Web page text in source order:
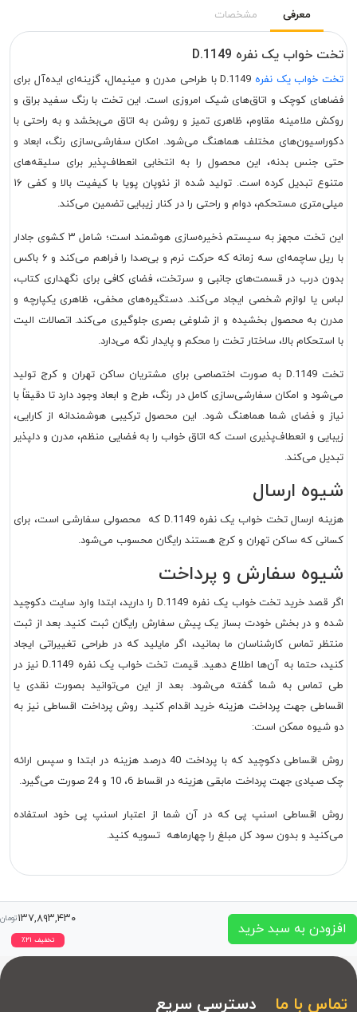
معرفی مشخصات
تخت خواب یک نفره D.1149
تخت خواب یک نفره
D.1149 با طراحی مدرن و مینیمال، گزینه‌ای ایده‌آل برای
فضاهای کوچک و اتاق‌های شیک امروزی است. این تخت با رنگ سفید براق و
روکش ملامینه مقاوم، ظاهری تمیز و روشن به اتاق می‌بخشد و به راحتی با
دکوراسیون‌های مختلف هماهنگ می‌شود. امکان سفارشی‌سازی رنگ، ابعاد و
حتی جنس بدنه، این محصول را به انتخابی انعطاف‌پذیر برای سلیقه‌های
متنوع تبدیل کرده است. تولید شده از نئوپان پویا با کیفیت بالا و کفی ۱۶
میلی‌متری مستحکم، دوام و راحتی را در کنار زیبایی تضمین می‌کند.
این تخت مجهز به سیستم ذخیره‌سازی هوشمند است؛ شامل ۳ کشوی جادار
با ریل ساچمه‌ای سه زمانه که حرکت نرم و بی‌صدا را فراهم می‌کند و ۶ باکس
بدون درب در قسمت‌های جانبی و سرتخت، فضای کافی برای نگهداری کتاب،
لباس یا لوازم شخصی ایجاد می‌کند. دستگیره‌های مخفی، ظاهری یکپارچه و
مدرن به محصول بخشیده و از شلوغی بصری جلوگیری می‌کند. اتصالات الیت
با استحکام بالا، ساختار تخت را محکم و پایدار نگه می‌دارد.
تخت D.1149 به صورت اختصاصی برای مشتریان ساکن تهران و کرج تولید
می‌شود و امکان سفارشی‌سازی کامل در رنگ، طرح و ابعاد وجود دارد تا دقیقاً با
نیاز و فضای شما هماهنگ شود. این محصول ترکیبی هوشمندانه از کارایی،
زیبایی و انعطاف‌پذیری است که اتاق خواب را به فضایی منظم، مدرن و دلپذیر
تبدیل می‌کند.
شیوه ارسال
هزینه ارسال تخت خواب یک نفره D.1149 که محصولی سفارشی است، برای
کسانی که ساکن تهران و کرج هستند رایگان محسوب می‌شود.
شیوه سفارش و پرداخت
اگر قصد خرید تخت خواب یک نفره D.1149 را دارید، ابتدا وارد سایت دکوچید
شده و در بخش خودت بساز یک پیش سفارش رایگان ثبت کنید. بعد از ثبت
منتظر تماس کارشناسان ما بمانید، اگر مایلید که در طراحی تغییراتی ایجاد
کنید، حتما به آن‌ها اطلاع دهید. قیمت تخت خواب یک نفره D.1149 نیز در
طی تماس به شما گفته می‌شود. بعد از این می‌توانید بصورت نقدی یا
اقساطی جهت پرداخت هزینه خرید اقدام کنید. روش پرداخت اقساطی نیز به
دو شیوه ممکن است:
روش اقساطی دکوچید که با پرداخت 40 درصد هزینه در ابتدا و سپس ارائه
چک صیادی جهت پرداخت مابقی هزینه در اقساط 6، 10 و 24 صورت می‌گیرد.
روش اقساطی اسنپ پی که در آن شما از اعتبار اسنپ پی خود استفاده
می‌کنید و بدون سود کل مبلغ را چهارماهه تسویه کنید.
افزودن به سبد خرید
۱۳۷,۸۹۳,۴۳۰تومان
تخفیف ۲۱٪
تماس با ما دسترسی سریع